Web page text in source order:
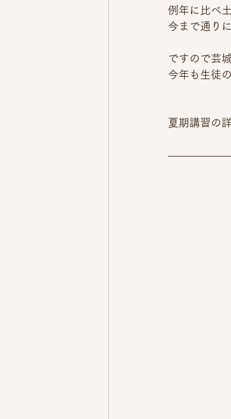
例年に比べ
今まで通り
ですので芸
今年も生徒
夏期講習の